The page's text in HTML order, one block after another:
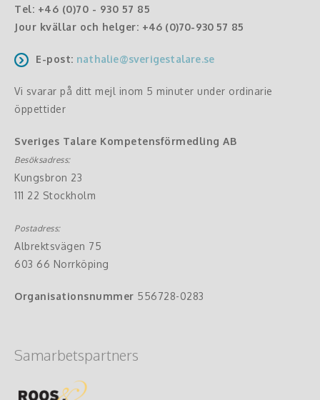
Tel: +46 (0)70 - 930 57 85
Jour kvällar och helger: +46 (0)70-930 57 85
E-post: nathalie@sverigestalare.se
Vi svarar på ditt mejl inom 5 minuter under ordinarie
öppettider
Sveriges Talare Kompetensförmedling AB
Besöksadress:
Kungsbron 23
111 22 Stockholm
Postadress:
Albrektsvägen 75
603 66 Norrköping
Organisationsnummer 556728-0283
Samarbetspartners